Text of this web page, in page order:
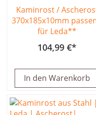
Kaminrost /
370x185x10mm
für Leda**
104,99 €
In den Warenkorb